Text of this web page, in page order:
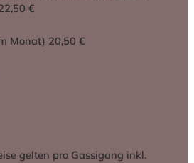
€
Monat) 20,50 €
gelten pro Gassigang inkl.